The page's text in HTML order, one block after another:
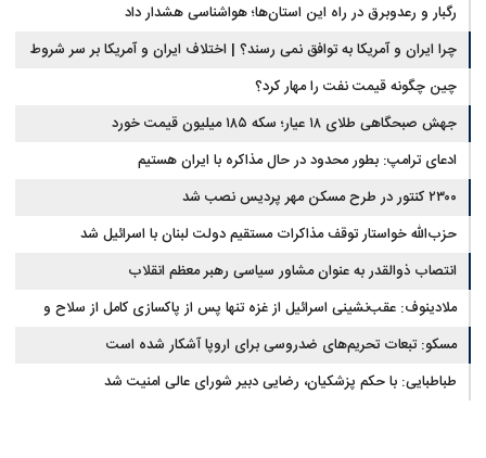
رگبار و رعدوبرق در راه این استان‌ها؛ هواشناسی هشدار داد
چرا ایران و آمریکا به توافق نمی رسند؟ | اختلاف ایران و آمریکا بر سر شروط
پایان جنگ افزایش یافت
چین چگونه قیمت نفت را مهار کرد؟
جهش صبحگاهی طلای ۱۸ عیار؛ سکه ۱۸۵ میلیون قیمت خورد
ادعای ترامپ: بطور محدود در حال مذاکره با ایران هستیم
۲۳۰۰ کنتور در طرح مسکن مهر پردیس نصب شد
حزب‌الله خواستار توقف مذاکرات مستقیم دولت لبنان با اسرائیل شد
انتصاب ذوالقدر به عنوان مشاور سیاسی رهبر معظم انقلاب
ملادینوف: عقب‌نشینی اسرائیل از غزه تنها پس از پاکسازی کامل از سلاح و
تونل‌ها انجام می‌شود
مسکو: تبعات تحریم‌های ضدروسی برای اروپا آشکار شده است
طباطبایی: با حکم پزشکیان، رضایی دبیر شورای عالی امنیت شد